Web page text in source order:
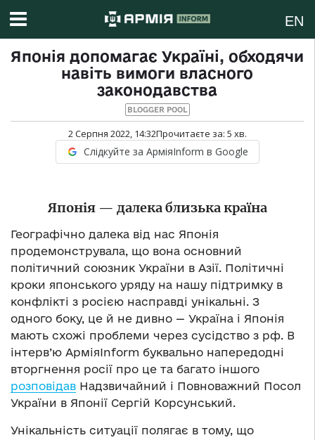
EN
Японія допомагає Україні, обходячи
навіть вимоги власного
законодавства
BLOGGER POOL
2 Серпня 2022, 14:32Прочитаєте за: 5 хв.
Слідкуйте за АрміяInform в Google
Японія — далека близька країна
Географічно далека від нас Японія
продемонструвала, що вона основний
політичний союзник України в Азії. Політичні
кроки японського уряду на нашу підтримку в
конфлікті з росією насправді унікальні. З
одного боку, це й не дивно — Україна і Японія
мають схожі проблеми через сусідство з рф. В
інтерв’ю АрміяInform буквально напередодні
вторгнення росії про це та багато іншого
розповідав Надзвичайний і Повноважний Посол
України в Японії Сергій Корсунський.
Унікальність ситуації полягає в тому, що